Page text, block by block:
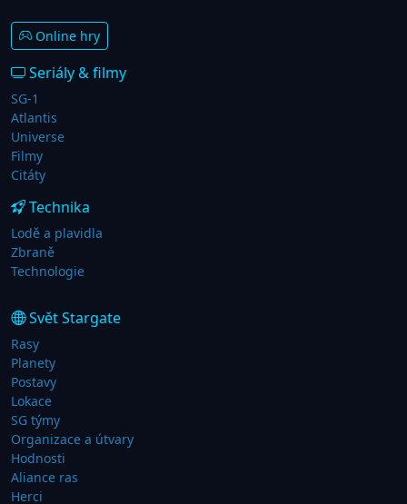
Online hry
Seriály & filmy
SG-1
Atlantis
Universe
Filmy
Citáty
Technika
Lodě a plavidla
Zbraně
Technologie
Svět Stargate
Rasy
Planety
Postavy
Lokace
SG týmy
Organizace a útvary
Hodnosti
Aliance ras
Herci